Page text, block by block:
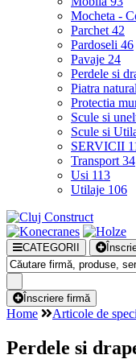
Mocheta -
Parchet 42
Pardoseli 46
Pavaje 24
Perdele si
Piatra
Protectia
Scule si
Scule si
SERVICII
Transport 34
Usi 113
Utilaje 106
CATEGORII
Înscriere firmă
Home Articole de
Perdele si